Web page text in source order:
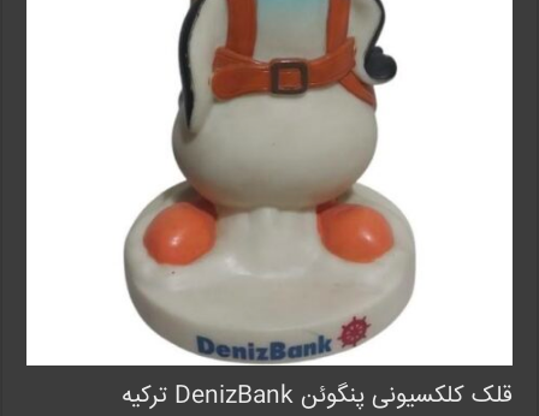
قلک کلکسیونی پنگوئن DenizBank ترکیه